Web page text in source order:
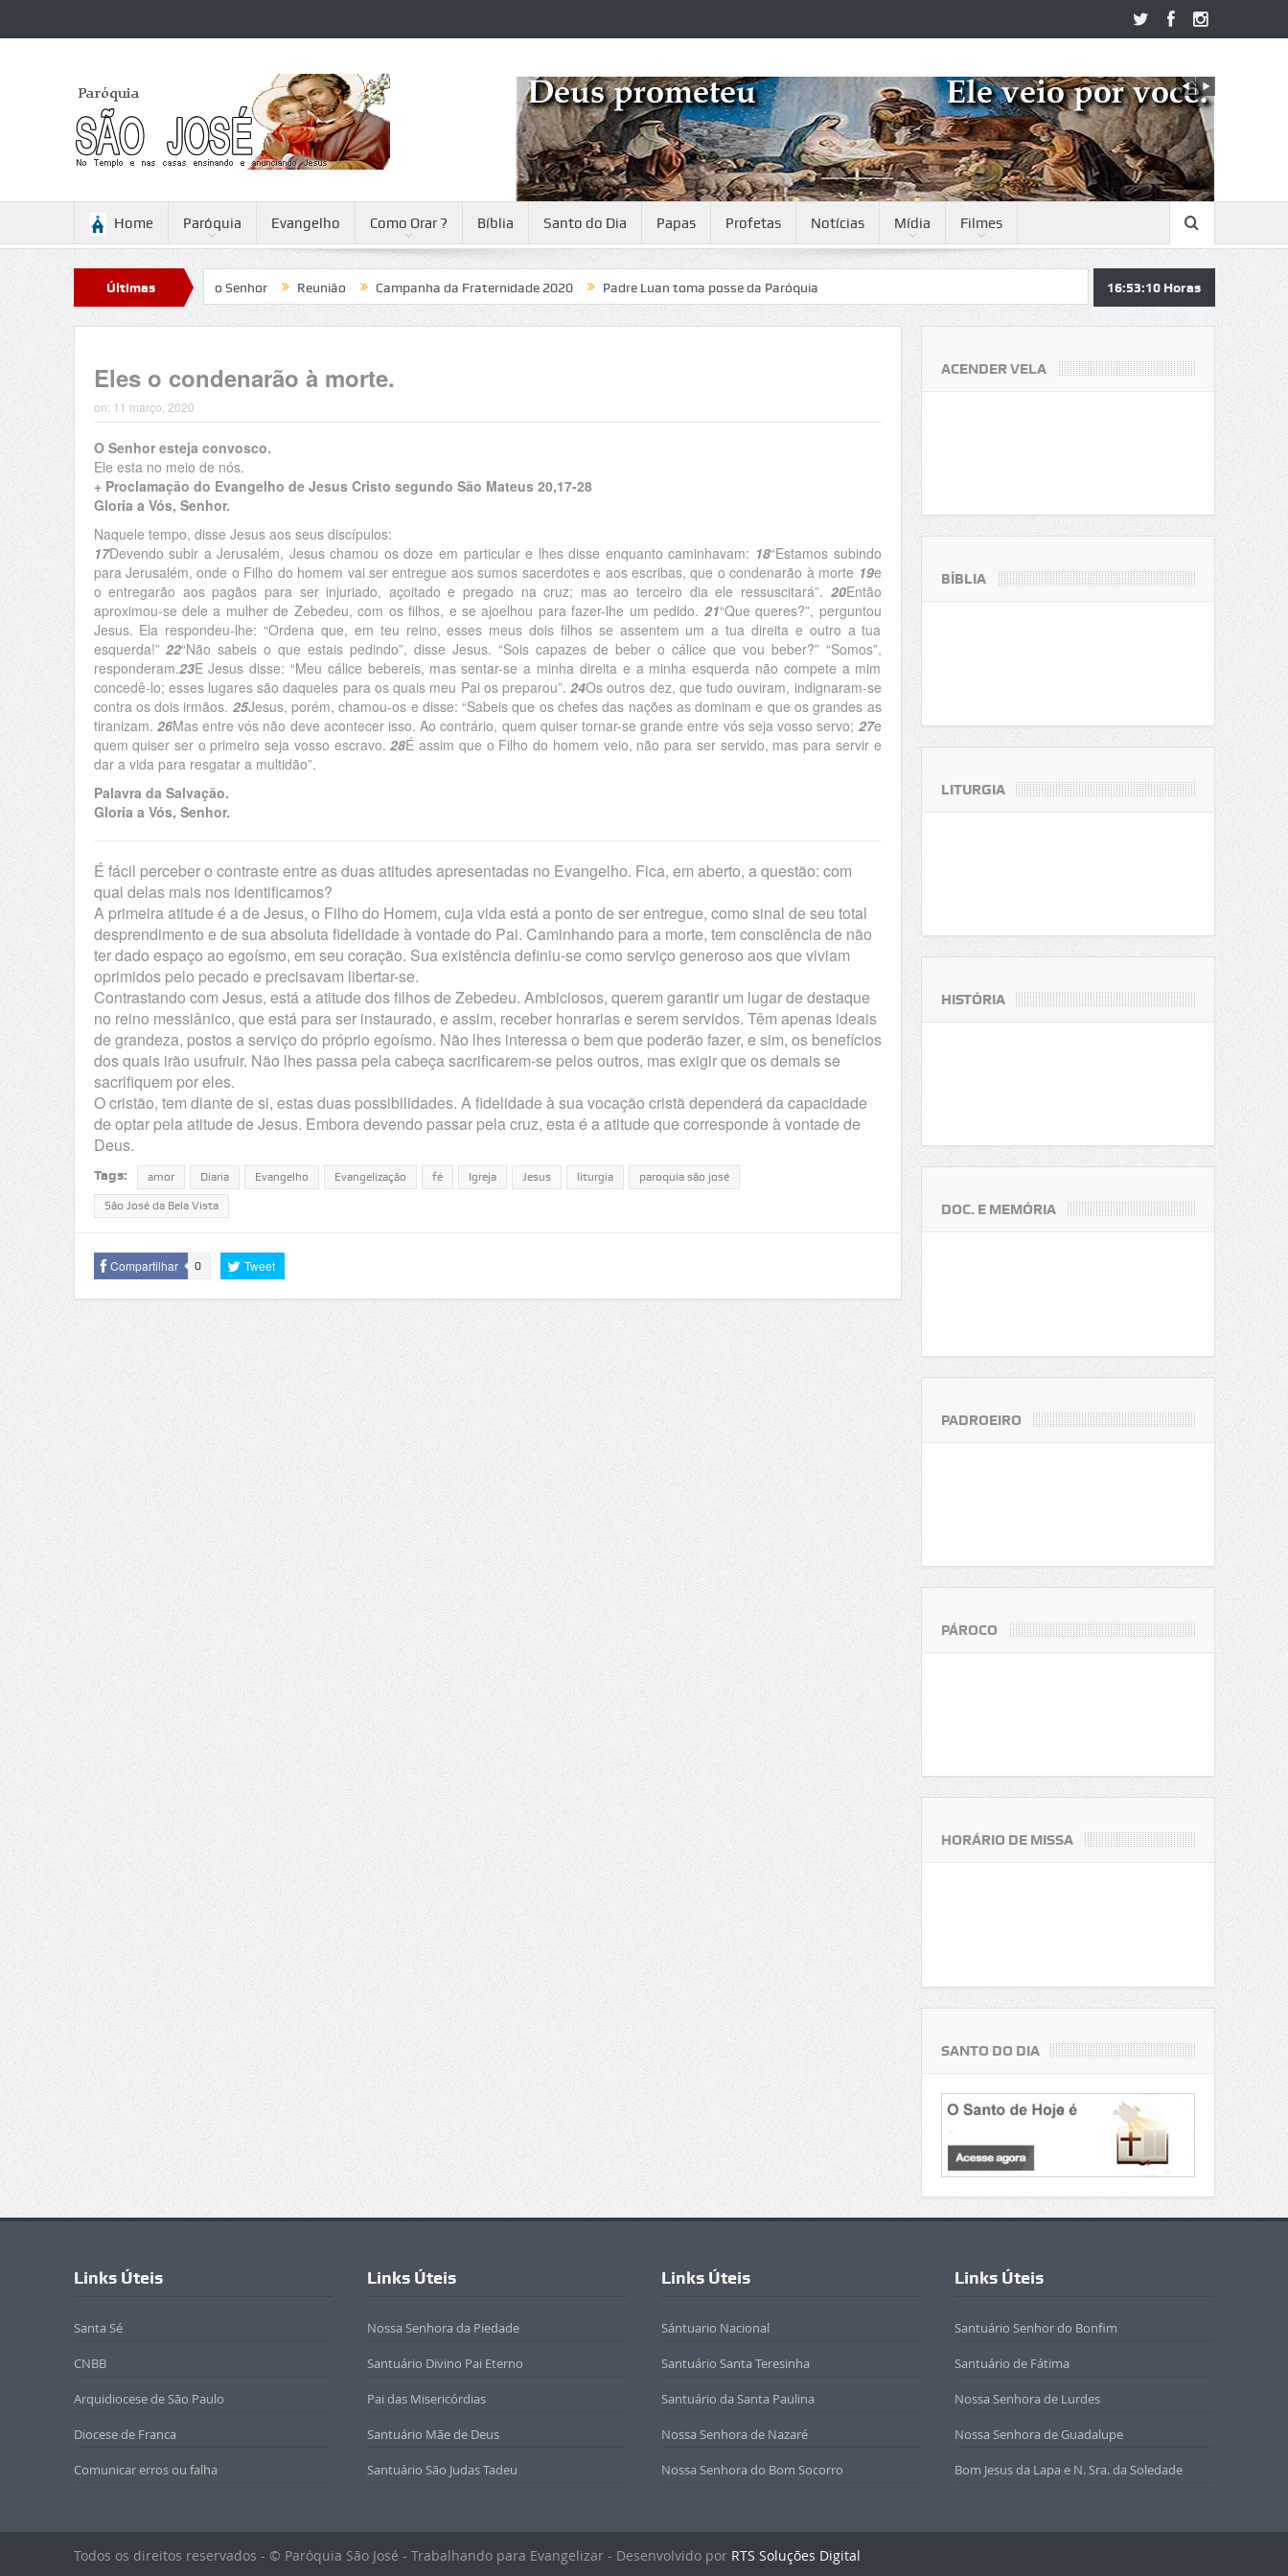
Home Paróquia Evangelho Como Orar ? Bíblia Santo do Dia Papas Profetas Notícias Mídia Filmes
Últimas
Notícias
Reflexão para a Ascensão do Senhor Reunião Campanha da Fraternidade 2020 Padre Luan toma posse da Paróquia 16:53:10 Horas
Eles o condenarão à morte.
on: 11 março, 2020
O Senhor esteja convosco.
Ele esta no meio de nós.
+ Proclamação do Evangelho de Jesus Cristo segundo São Mateus 20,17-28
Gloria a Vós, Senhor.
Naquele tempo, disse Jesus aos seus discípulos:
17Devendo subir a Jerusalém, Jesus chamou os doze em particular e lhes disse enquanto caminhavam: 18“Estamos subindo
para Jerusalém, onde o Filho do homem vai ser entregue aos sumos sacerdotes e aos escribas, que o condenarão à morte 19e
o entregarão aos pagãos para ser injuriado, açoitado e pregado na cruz; mas ao terceiro dia ele ressuscitará”. 20Então
aproximou-se dele a mulher de Zebedeu, com os filhos, e se ajoelhou para fazer-lhe um pedido. 21“Que queres?”, perguntou
Jesus. Ela respondeu-lhe: “Ordena que, em teu reino, esses meus dois filhos se assentem um a tua direita e outro a tua
esquerda!”22“Não sabeis o que estais pedindo”, disse Jesus. “Sois capazes de beber o cálice que vou beber?” “Somos”,
responderam.23E Jesus disse: “Meu cálice bebereis, mas sentar-se a minha direita e a minha esquerda não compete a mim
concedê-lo; esses lugares são daqueles para os quais meu Pai os preparou”.24Os outros dez, que tudo ouviram, indignaram-se
contra os dois irmãos. 25Jesus, porém, chamou-os e disse: “Sabeis que os chefes das nações as dominam e que os grandes as
tiranizam. 26Mas entre vós não deve acontecer isso. Ao contrário, quem quiser tornar-se grande entre vós seja vosso servo; 27e
quem quiser ser o primeiro seja vosso escravo.28É assim que o Filho do homem veio, não para ser servido, mas para servir e
dar a vida para resgatar a multidão”.
Palavra da Salvação.
Gloria a Vós, Senhor.
É fácil perceber o contraste entre as duas atitudes apresentadas no Evangelho. Fica, em aberto, a questão: com
qual delas mais nos identificamos?
A primeira atitude é a de Jesus, o Filho do Homem, cuja vida está a ponto de ser entregue, como sinal de seu total
desprendimento e de sua absoluta fidelidade à vontade do Pai. Caminhando para a morte, tem consciência de não
ter dado espaço ao egoísmo, em seu coração. Sua existência definiu-se como serviço generoso aos que viviam
oprimidos pelo pecado e precisavam libertar-se.
Contrastando com Jesus, está a atitude dos filhos de Zebedeu. Ambiciosos, querem garantir um lugar de destaque
no reino messiânico, que está para ser instaurado, e assim, receber honrarias e serem servidos. Têm apenas ideais
de grandeza, postos a serviço do próprio egoísmo. Não lhes interessa o bem que poderão fazer, e sim, os benefícios
dos quais irão usufruir. Não lhes passa pela cabeça sacrificarem-se pelos outros, mas exigir que os demais se
sacrifiquem por eles.
O cristão, tem diante de si, estas duas possibilidades. A fidelidade à sua vocação cristã dependerá da capacidade
de optar pela atitude de Jesus. Embora devendo passar pela cruz, esta é a atitude que corresponde à vontade de
Deus.
Tags: amor Diaria Evangelho Evangelização fé Igreja Jesus liturgia paroquia são josé
São José da Bela Vista
Compartilhar 0 Tweet
ACENDER VELA
BÍBLIA
LITURGIA
HISTÓRIA
DOC. E MEMÓRIA
PADROEIRO
PÁROCO
HORÁRIO DE MISSA
SANTO DO DIA
Links Úteis
Santa Sé
CNBB
Arquidiocese de São Paulo
Diocese de Franca
Comunicar erros ou falha
Links Úteis
Nossa Senhora da Piedade
Santuário Divino Pai Eterno
Pai das Misericórdias
Santuário Mãe de Deus
Santuário São Judas Tadeu
Links Úteis
Sántuario Nacional
Santuário Santa Teresinha
Santuário da Santa Paulina
Nossa Senhora de Nazaré
Nossa Senhora do Bom Socorro
Links Úteis
Santuário Senhor do Bonfim
Santuário de Fátima
Nossa Senhora de Lurdes
Nossa Senhora de Guadalupe
Bom Jesus da Lapa e N. Sra. da Soledade
Todos os direitos reservados - © Paróquia São José - Trabalhando para Evangelizar - Desenvolvido por RTS Soluções Digital